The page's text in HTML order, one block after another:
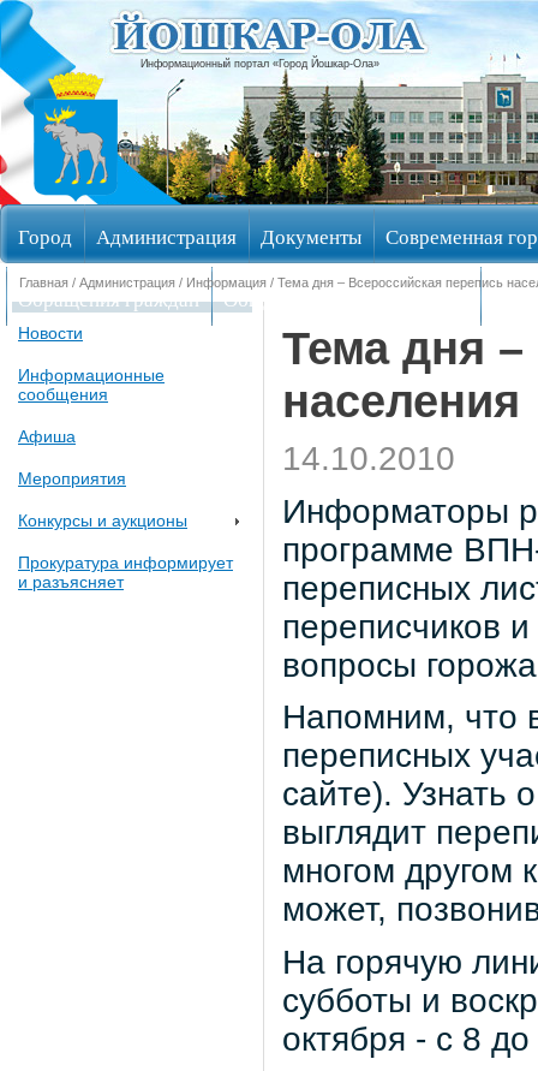
Информационный портал «Город Йошкар-Ола»
Город Администрация Документы Современная
Обращения граждан Общественные обсуждения
Главная / Администрация / Информация / Тема дня – Всероссийская перепись
Новости
Информационные
сообщения
Афиша
Мероприятия
Конкурсы и аукционы
Прокуратура информирует
и разъясняет
Тема дня –
населения
14.10.2010
Информаторы
программе
переписных
переписчиков
вопросы
Напомним, что
переписных
сайте). Узнать
выглядит
многом другом
может,
На горячую
субботы и
октября - с 8